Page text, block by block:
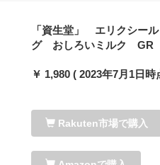
「資生堂」 エリクシー
グ おしろいミルク GR
￥ 1,980 ( 2023年7月1日時
Rakuten市場で購入